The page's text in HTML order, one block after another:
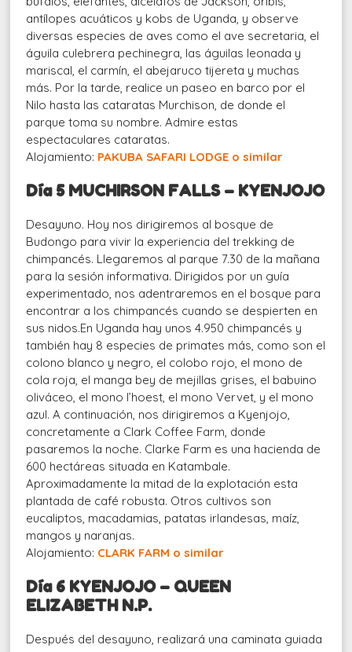
antílopes acuáticos y kobs de Uganda, y observe
diversas especies de aves como el ave secretaria, el
águila culebrera pechinegra, las águilas leonada y
mariscal, el carmín, el abejaruco tijereta y muchas
más. Por la tarde, realice un paseo en barco por el
Nilo hasta las cataratas Murchison, de donde el
parque toma su nombre. Admire estas
espectaculares cataratas.
Alojamiento: PAKUBA SAFARI LODGE o similar
Día 5 MUCHIRSON FALLS – KYENJOJO
Desayuno. Hoy nos dirigiremos al bosque de
Budongo para vivir la experiencia del trekking de
chimpancés. Llegaremos al parque 7.30 de la mañana
para la sesión informativa. Dirigidos por un guía
experimentado, nos adentraremos en el bosque para
encontrar a los chimpancés cuando se despierten en
sus nidos.En Uganda hay unos 4.950 chimpancés y
también hay 8 especies de primates más, como son el
colono blanco y negro, el colobo rojo, el mono de
cola roja, el manga bey de mejillas grises, el babuino
oliváceo, el mono l’hoest, el mono Vervet, y el mono
azul. A continuación, nos dirigiremos a Kyenjojo,
concretamente a Clark Coffee Farm, donde
pasaremos la noche. Clarke Farm es una hacienda de
600 hectáreas situada en Katambale.
Aproximadamente la mitad de la explotación esta
plantada de café robusta. Otros cultivos son
eucaliptos, macadamias, patatas irlandesas, maíz,
mangos y naranjas.
Alojamiento: CLARK FARM o similar
Día 6 KYENJOJO – QUEEN
ELIZABETH N.P.
Después del desayuno, realizará una caminata guiada